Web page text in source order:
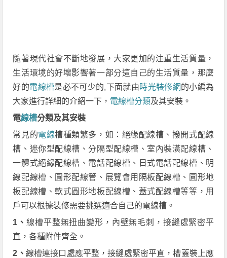
隨著現代社會不斷地發展，大家更加的注重生活質量，
生活環境的好壞影響著一部分這自己的生活質量，那麼
好的電線槽是必不可少的,下面就由時光裝修網的小編為
大家進行詳細的介紹一下， 電線槽分類及其安裝。
電線槽分類及其安裝
常見的電線槽種類繁多，如：絕緣配線槽、撥開式配線
槽、迷你型配線槽、分隔型配線槽、室內裝潢配線槽、
一體式絕緣配線槽、電話配線槽、日式電話配線槽、明
線配線槽、圓形配線管、展覽會用隔板配線槽、圓形地
板配線槽、軟式圓形地板配線槽、蓋式配線槽等等，用
戶可以根據裝修需要挑選適合自己的電線槽。
1、線槽平整無扭曲變形，內壁無毛刺，接縫處緊密平
直，各種附件齊全。
2、 線槽連接口處應平整，接縫處緊密平直，槽蓋裝上應